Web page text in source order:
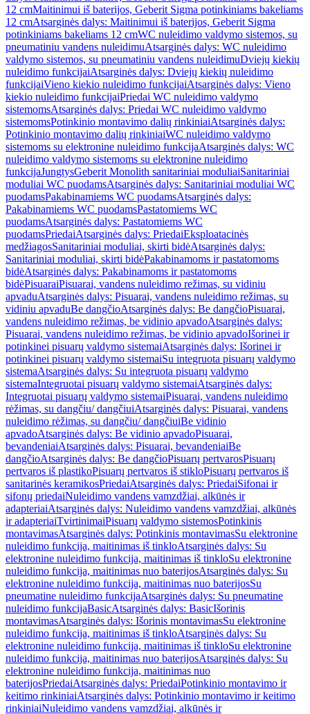
12 cmMaitinimui iš baterijos, Geberit Sigma potinkiniams bakeliams
12 cmAtsarginės dalys: Maitinimui iš baterijos, Geberit Sigma
potinkiniams bakeliams 12 cmWC nuleidimo valdymo sistemos, su
pneumatiniu vandens nuleidimuAtsarginės dalys: WC nuleidimo
valdymo sistemos, su pneumatiniu vandens nuleidimuDviejų kiekių
nuleidimo funkcijaiAtsarginės dalys: Dviejų kiekių nuleidimo
funkcijaiVieno kiekio nuleidimo funkcijaiAtsarginės dalys: Vieno
kiekio nuleidimo funkcijaiPriedai WC nuleidimo valdymo
sistemomsAtsarginės dalys: Priedai WC nuleidimo valdymo
sistemomsPotinkinio montavimo dalių rinkiniaiAtsarginės dalys:
Potinkinio montavimo dalių rinkiniaiWC nuleidimo valdymo
sistemoms su elektronine nuleidimo funkcijaAtsarginės dalys: WC
nuleidimo valdymo sistemoms su elektronine nuleidimo
funkcijaJungtysGeberit Monolith sanitariniai moduliaiSanitariniai
moduliai WC puodamsAtsarginės dalys: Sanitariniai moduliai WC
puodamsPakabinamiems WC puodamsAtsarginės dalys:
Pakabinamiems WC puodamsPastatomiems WC
puodamsAtsarginės dalys: Pastatomiems WC
puodamsPriedaiAtsarginės dalys: PriedaiEksploatacinės
medžiagosSanitariniai moduliai, skirti bidėAtsarginės dalys:
Sanitariniai moduliai, skirti bidėPakabinamoms ir pastatomoms
bidėAtsarginės dalys: Pakabinamoms ir pastatomoms
bidėPisuaraiPisuarai, vandens nuleidimo režimas, su vidiniu
apvaduAtsarginės dalys: Pisuarai, vandens nuleidimo režimas, su
vidiniu apvaduBe dangčioAtsarginės dalys: Be dangčioPisuarai,
vandens nuleidimo režimas, be vidinio apvadoAtsarginės dalys:
Pisuarai, vandens nuleidimo režimas, be vidinio apvadoIšorinei ir
potinkinei pisuarų valdymo sistemaiAtsarginės dalys: Išorinei ir
potinkinei pisuarų valdymo sistemaiSu integruota pisuarų valdymo
sistemaAtsarginės dalys: Su integruota pisuarų valdymo
sistemaIntegruotai pisuarų valdymo sistemaiAtsarginės dalys:
Integruotai pisuarų valdymo sistemaiPisuarai, vandens nuleidimo
rėžimas, su dangčiu/ dangčiuiAtsarginės dalys: Pisuarai, vandens
nuleidimo rėžimas, su dangčiu/ dangčiuiBe vidinio
apvadoAtsarginės dalys: Be vidinio apvadoPisuarai,
bevandeniaiAtsarginės dalys: Pisuarai, bevandeniaiBe
dangčioAtsarginės dalys: Be dangčioPisuarų pertvarosPisuarų
pertvaros iš plastikoPisuarų pertvaros iš stikloPisuarų pertvaros iš
sanitarinės keramikosPriedaiAtsarginės dalys: PriedaiSifonai ir
sifonų priedaiNuleidimo vandens vamzdžiai, alkūnės ir
adapteriaiAtsarginės dalys: Nuleidimo vandens vamzdžiai, alkūnės
ir adapteriaiTvirtinimaiPisuarų valdymo sistemosPotinkinis
montavimasAtsarginės dalys: Potinkinis montavimasSu elektronine
nuleidimo funkcija, maitinimas iš tinkloAtsarginės dalys: Su
elektronine nuleidimo funkcija, maitinimas iš tinkloSu elektronine
nuleidimo funkcija, maitinimas nuo baterijosAtsarginės dalys: Su
elektronine nuleidimo funkcija, maitinimas nuo baterijosSu
pneumatine nuleidimo funkcijaAtsarginės dalys: Su pneumatine
nuleidimo funkcijaBasicAtsarginės dalys: BasicIšorinis
montavimasAtsarginės dalys: Išorinis montavimasSu elektronine
nuleidimo funkcija, maitinimas iš tinkloAtsarginės dalys: Su
elektronine nuleidimo funkcija, maitinimas iš tinkloSu elektronine
nuleidimo funkcija, maitinimas nuo baterijosAtsarginės dalys: Su
elektronine nuleidimo funkcija, maitinimas nuo
baterijosPriedaiAtsarginės dalys: PriedaiPotinkinio montavimo ir
keitimo rinkiniaiAtsarginės dalys: Potinkinio montavimo ir keitimo
rinkiniaiNuleidimo vandens vamzdžiai, alkūnės ir